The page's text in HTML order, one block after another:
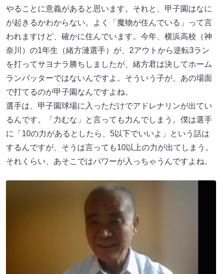
やることに意義があると思います。それと、甲子園はなに
が起きるかわからない。よく「魔物が住んでいる」って言
われますけど、確かに住んでいます。今年、横浜高校（神
奈川）の1年生（緒方漣選手）が、2アウトから逆転3ラン
を打ってサヨナラ勝ちしましたが、緒方君は決してホーム
ランバッターではないんですよ。そういう子が、あの場面
で打てるのが甲子園なんですよね。
選手は、甲子園球場に入っただけでアドレナリンが出てい
るんです。「力むな」と言っても力んでしまう。僕は選手
に「10の力があるとしたら、5以下でいいよ」という話は
するんですが、そうは言っても10以上の力が出てしまう。
それくらい、あそこではパワーが入っちゃうんですよね。